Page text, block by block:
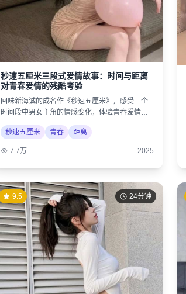
秒速五厘米三段式爱情故事：时间与距离
对青春爱情的残酷考验
回味新海诚的成名作《秒速五厘米》，感受三个
时间段中男女主角的情感变化，体验青春爱情的
美好与遗憾。
秒速五厘米
青春 距离
7.7万 2025
24分钟
9.5